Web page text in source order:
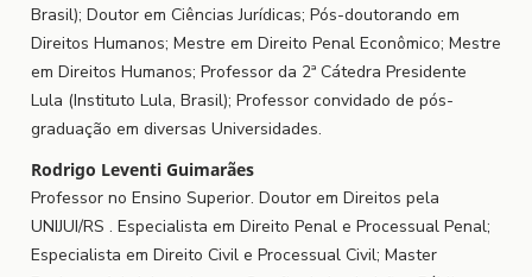
Brasil); Doutor em Ciências Jurídicas; Pós-doutorando em
Direitos Humanos; Mestre em Direito Penal Econômico; Mestre
em Direitos Humanos; Professor da 2ª Cátedra Presidente
Lula (Instituto Lula, Brasil); Professor convidado de pós-
graduação em diversas Universidades.
Rodrigo Leventi Guimarães
Professor no Ensino Superior. Doutor em Direitos pela
UNIJUI/RS . Especialista em Direito Penal e Processual Penal;
Especialista em Direito Civil e Processual Civil; Master